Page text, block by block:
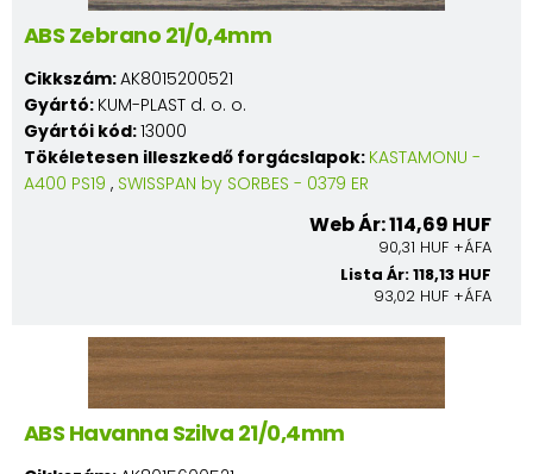
ABS Zebrano 21/0,4mm
Cikkszám:AK8015200521
Gyártó: KUM-PLAST d. o. o.
Gyártói kód:13000
Tökéletesen illeszkedő forgácslapok: KASTAMONU -
A400 PS19 , SWISSPAN by SORBES - 0379 ER
Web Ár: 114,69 HUF
90,31 HUF +ÁFA
Lista Ár: 118,13 HUF
93,02 HUF +ÁFA
ABS Havanna Szilva 21/0,4mm